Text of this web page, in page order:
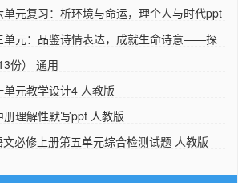
元复习：析环境与命运，理个人与时代ppt
单元：品鉴诗情表达，成就生命诗意——探
份） 通用
元教学设计4 人教版
理解性默写ppt 人教版
必修上册第五单元综合检测试题 人教版